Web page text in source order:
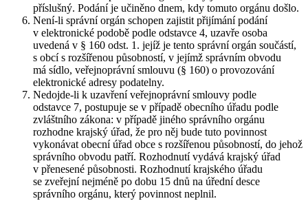
příslušný. Podání je učiněno dnem, kdy tomuto orgánu došlo.
Není-li správní orgán schopen zajistit přijímání podání
v elektronické podobě podle odstavce 4, uzavře osoba
uvedená v § 160 odst. 1. jejíž je tento správní orgán součástí,
s obcí s rozšířenou působností, v jejímž správním obvodu
má sídlo, veřejnoprávní smlouvu (§ 160) o provozování
elektronické adresy podatelny.
Nedojde-li k uzavření veřejnoprávní smlouvy podle
odstavce 7, postupuje se v případě obecního úřadu podle
zvláštního zákona: v případě jiného správního orgánu
rozhodne krajský úřad, že pro něj bude tuto povinnost
vykonávat obecní úřad obce s rozšířenou působností, do jehož
správního obvodu patří. Rozhodnutí vydává krajský úřad
v přenesené působnosti. Rozhodnutí krajského úřadu
se zveřejní nejméně po dobu 15 dnů na úřední desce
správního orgánu, který povinnost neplnil.